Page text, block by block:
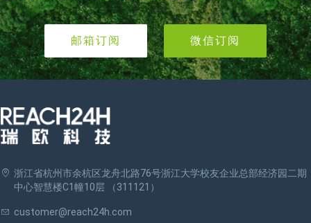
邮箱订阅 微信订阅
浙江省杭州市余杭区龙舟北路76号浙江大学校友企业总部经济园二期
中心智慧楼C1幢10层 （311121）
customer@reach24h.com